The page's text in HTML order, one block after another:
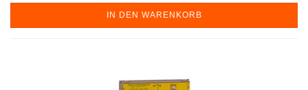
IN DEN WARENKORB